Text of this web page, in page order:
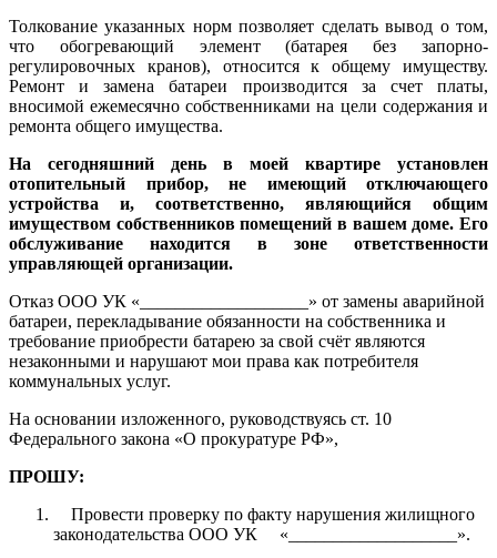
Толкование указанных норм позволяет сделать вывод о том,
что обогревающий элемент (батарея без запорно-
регулировочных кранов), относится к общему имуществу.
Ремонт и замена батареи производится за счет платы,
вносимой ежемесячно собственниками на цели содержания и
ремонта общего имущества.
На сегодняшний день в моей квартире установлен
отопительный прибор, не имеющий отключающего
устройства и, соответственно, являющийся общим
имуществом собственников помещений в вашем доме. Его
обслуживание находится в зоне ответственности
управляющей организации.
Отказ ООО УК «___________________» от замены аварийной
батареи, перекладывание обязанности на собственника и
требование приобрести батарею за свой счёт являются
незаконными и нарушают мои права как потребителя
коммунальных услуг.
На основании изложенного, руководствуясь ст. 10
Федерального закона «О прокуратуре РФ»,
ПРОШУ:
Провести проверку по факту нарушения жилищного
законодательства ООО УК «___________________».